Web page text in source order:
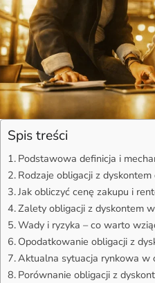
Spis treści
Podstawowa definicja i
Rodzaje obligacji z
Jak obliczyć cenę zakupu i
Zalety obligacji z dyskontem
Wady i ryzyka – co warto
Opodatkowanie obligacji z
Aktualna sytuacja rynkowa w
Porównanie obligacji z